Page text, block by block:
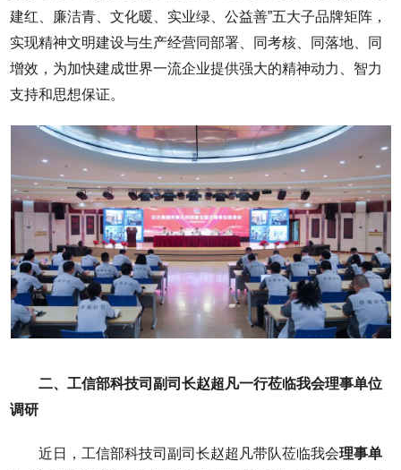
建红、廉洁青、文化暖、实业绿、公益善”五大子品牌矩阵，
实现精神文明建设与生产经营同部署、同考核、同落地、同
增效，为加快建成世界一流企业提供强大的精神动力、智力
支持和思想保证。
二、工信部科技司副司长赵超凡一行莅临我会理事单位
调研
近日，工信部科技司副司长赵超凡带队莅临我会理事单